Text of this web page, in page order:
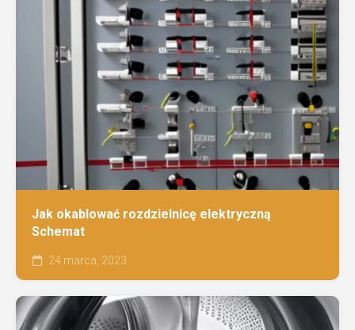
Jak okablować rozdzielnicę elektryczną
Schemat
24 marca, 2023